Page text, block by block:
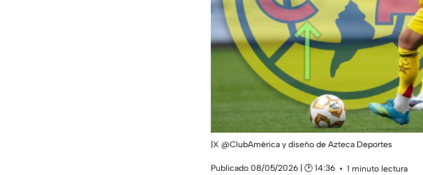
|X @ClubAmérica y diseño de Azteca Deportes
Publicado 08/05/2026 | 🕑 14:36
1 minuto lectura